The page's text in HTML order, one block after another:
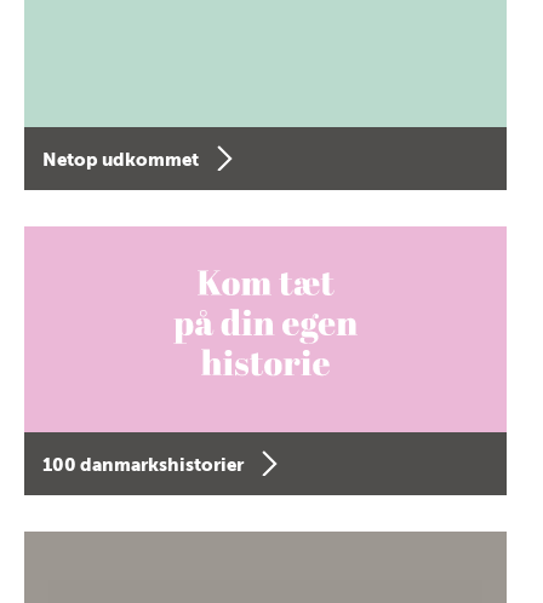
Netop udkommet
100 danmarkshistorier